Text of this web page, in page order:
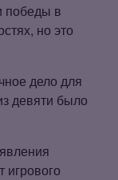
победы в
но это
дело для
девяти было
игрового